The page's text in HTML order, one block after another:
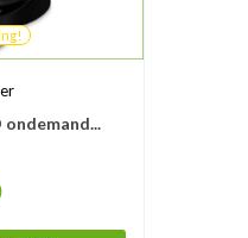
ondemand...